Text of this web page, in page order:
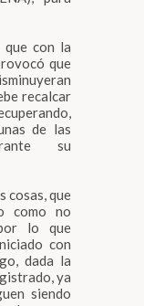
con la
que
recalcar
de las
su
cosas, que
como no
lo que
con
dada la
ya
siendo